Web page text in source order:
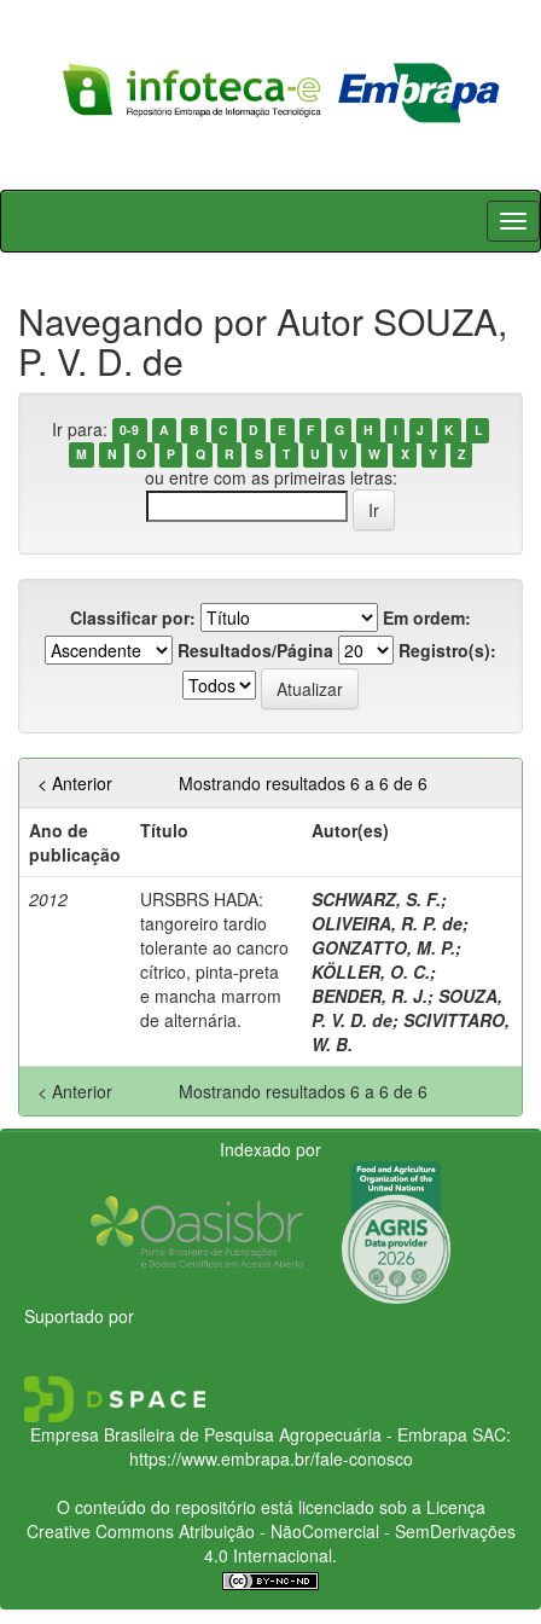
Skip
Navegando por Autor SOUZA,
P. V. D. de
Ir para: 0-9 A B C D E F G H I J K
L
M
N O P Q R S T U V W X Y Z
ou entre com as primeiras letras:
Classificar por:
Em ordem:
Resultados/Página
Registro(s):
Mostrando resultados 6 a 6 de 6
< Anterior
Ano de
publicação
Título Autor(es)
2012
URSBRS HADA:
tangoreiro tardio
tolerante ao cancro
cítrico, pinta-preta
e mancha marrom
de alternária.
SCHWARZ, S. F.;
OLIVEIRA, R. P. de;
GONZATTO, M. P.;
KÖLLER, O. C.;
BENDER, R. J.; SOUZA,
P. V. D. de; SCIVITTARO,
W. B.
Mostrando resultados 6 a 6 de 6
< Anterior
Indexado por
Suportado por
Empresa Brasileira de Pesquisa Agropecuária - Embrapa SAC:
https://www.embrapa.br/fale-conosco
O conteúdo do repositório está licenciado sob a Licença
Creative CommonsAtribuição - NãoComercial - SemDerivações
4.0 Internacional.